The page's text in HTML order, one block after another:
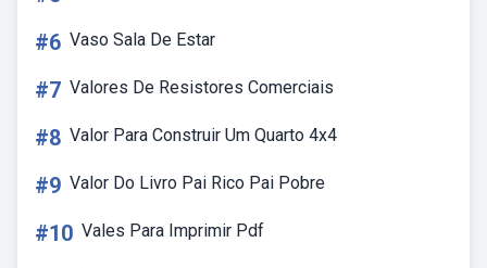
#6 Vaso Sala De Estar
#7 Valores De Resistores Comerciais
#8 Valor Para Construir Um Quarto 4x4
#9 Valor Do Livro Pai Rico Pai Pobre
#10 Vales Para Imprimir Pdf